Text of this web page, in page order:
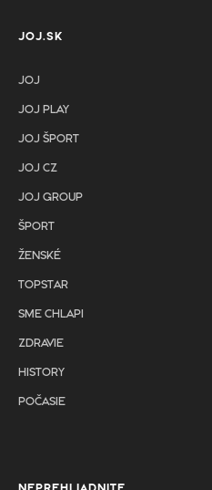
JOJ.SK
JOJ
JOJ PLAY
JOJ ŠPORT
JOJ CZ
JOJ GROUP
ŠPORT
ŽENSKÉ
TOPSTAR
SME CHLAPI
ZDRAVIE
HISTORY
POČASIE